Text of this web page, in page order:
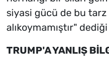
siyasi gücü de bu tarz
alıkoymamıştır"
TRUMP'A YANLIŞ